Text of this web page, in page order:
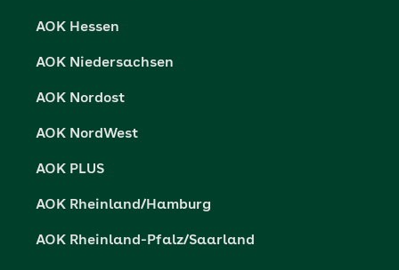
AOK Hessen
AOK Niedersachsen
AOK Nordost
AOK NordWest
AOK PLUS
AOK Rheinland/Hamburg
AOK Rheinland-Pfalz/Saarland